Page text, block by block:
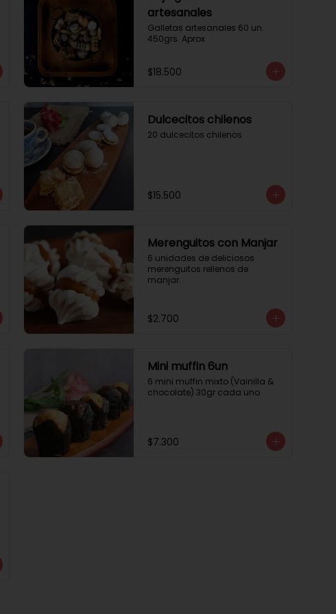
artesanales
Galletas artesanales 60 un.
450grs. Aprox
$18.500
Dulcecitos chilenos
20 dulcecitos chilenos
$15.500
Merenguitos con Manjar
6 unidades de deliciosos
merenguitos rellenos de
manjar.
$2.700
Mini muffin 6un
6 mini muffin mixto (Vainilla &
chocolate) 30gr cada uno
$7.300